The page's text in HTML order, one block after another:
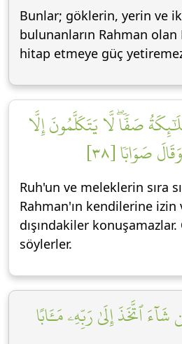
Bunlar; göklerin, yerin ve
bulunanların Rahman olan
hitap etmeye güç
صَفّٗاۖ لَّا يَتَكَلَّمُونَ إِلَّا
صَوَابٗا [٣٨]
Ruh'un ve meleklerin sıra
Rahman'ın kendilerine
dışındakiler
söylerler.
ٱتَّخَذَ إِلَىٰ رَبِّهِۦ مَـَٔابًا